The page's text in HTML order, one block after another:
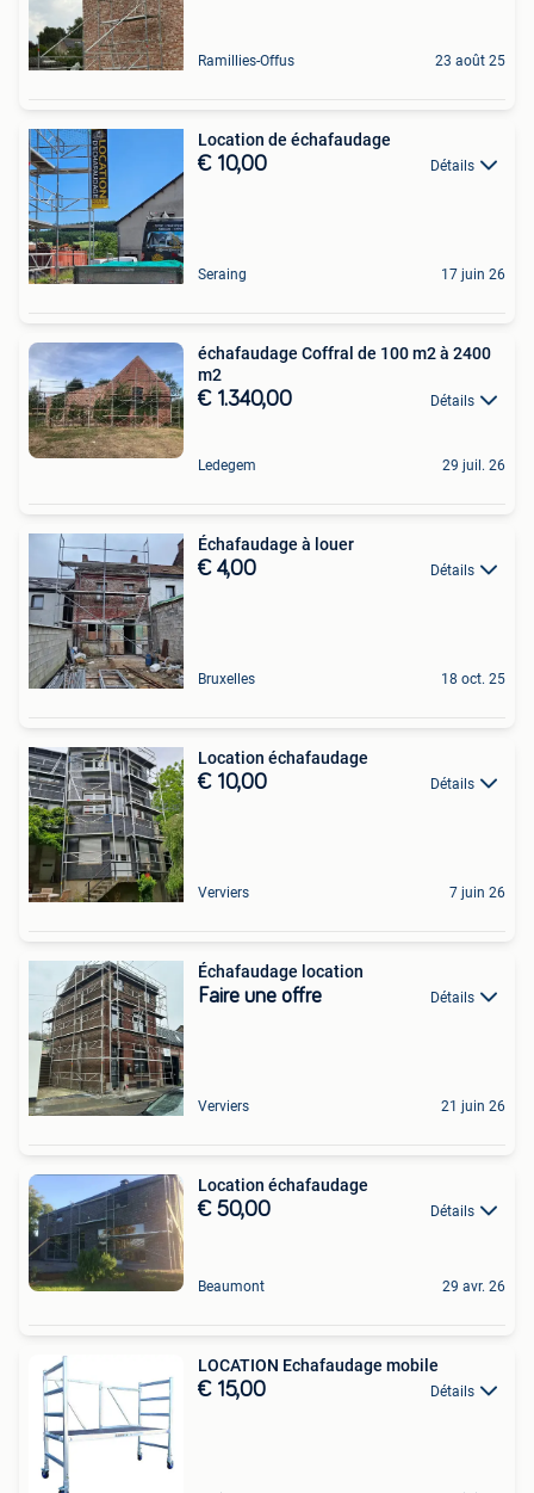
Ramillies-Offus 23 août 25
Location de échafaudage
€ 10,00 Détails
Seraing 17 juin 26
échafaudage Coffral de 100 m2 à 2400
m2
€ 1.340,00 Détails
Ledegem 29 juil. 26
Échafaudage à louer
€ 4,00 Détails
Bruxelles 18 oct. 25
Location échafaudage
€ 10,00 Détails
Verviers 7 juin 26
Échafaudage location
Faire une offre Détails
Verviers 21 juin 26
Location échafaudage
€ 50,00 Détails
Beaumont 29 avr. 26
LOCATION Echafaudage mobile
€ 15,00 Détails